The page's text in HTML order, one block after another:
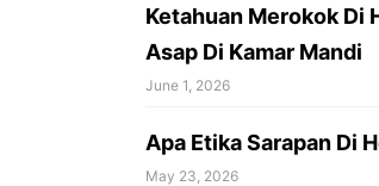
Ketahuan Merokok Di
Asap Di Kamar Mandi
June 1, 2026
Apa Etika Sarapan Di
May 23, 2026